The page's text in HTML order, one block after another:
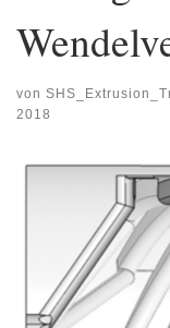
von
2018